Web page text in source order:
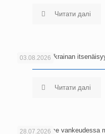
Читати далі
03.08.2026
Tervetuloa Ukrainan
Читати далі
28.07.2026
Kunnioitamme vankeudessa